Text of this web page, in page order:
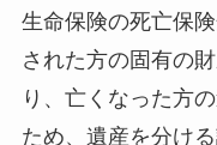
生命保険の死亡保
された方の固有の
り、亡くなった方
ため、遺産を分け